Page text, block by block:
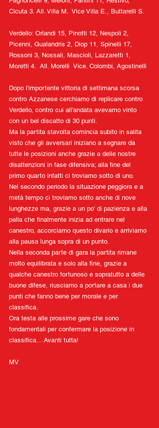
Cicuta 3. All. Villa M.  Vice Villa E., Buttarelli S.
Verdello: Orlandi 15, Pinotti 12, Nespoli 2,
Picenni, Gualandris 2, Diop 11, Spinelli 17,
Rossoni 3, Nossali, Mascioli, Lazzaretti 1,
Moretti 4.  All. Morelli  Vice. Colombi, Agostinelli
Dopo l'importente vittoria di settimana scorsa
contro Azzanese cerchiamo di replicare contro
Verdello, contro cui all'andata avevamo vinto
con un bel discatto di 30 punti.
Ma la partita stavolta comincia subito in salita
visto che gli avversari iniziano a segnare da
tutte le posizioni anche grazie a delle nostre
disattenzioni in fase difensiva; alla fine del
primo quarto infatti ci troviamo sotto di uno.
Nel secondo periodo la situazione peggiora e a
metà tempo ci troviamo sotto anche di nove
lunghezze ma, grazie a un po' di pazienza e alla
palla che finalmente inizia ad entrare nel
canestro, accorciamo questo divario e arriviamo
alla pausa lunga sopra di un punto.
Nella seconda parte di gara la partita rimane
molto equilibrata e solo alla fine, grazie a
qualche canestro fortunoso e sopratutto a delle
buone difese, riusciamo a portare a casa i due
punti che fanno bene per morale e per
classifica.
Ora testa alle prossime gare che sono
fondamentali per confermare la posizione in
classifica... Avanti tutta!
MV